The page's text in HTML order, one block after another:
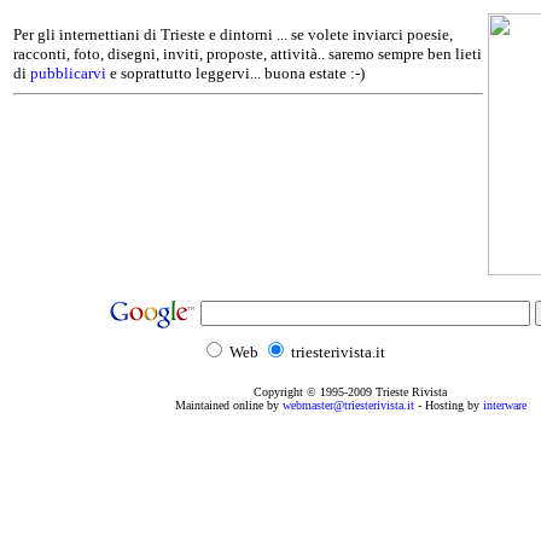
Per gli internettiani di Trieste e dintorni ... se volete inviarci poesie,
racconti, foto, disegni, inviti, proposte, attività.. saremo sempre ben lieti
di pubblicarvi e soprattutto leggervi... buona estate :-)
Web triesterivista.it
Copyright © 1995-2009 Trieste Rivista
Maintained online by webmaster@triesterivista.it- Hosting by interware